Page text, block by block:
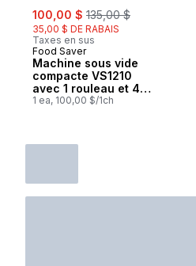
sale:
100,00 $ , formerly:
135,00 $
35,00 $ DE RABAIS
Taxes en sus
Food Saver
Machine sous vide
compacte VS1210
avec 1 rouleau et 4
sacs, noir
1 ea, 100,00 $/1ch